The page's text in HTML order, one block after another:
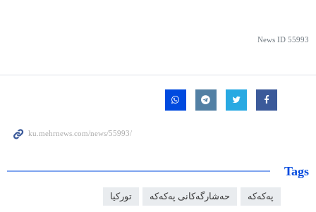
News ID 55993
Tags
پەکەکە حەشارگەکانی پەکەکە تورکیا